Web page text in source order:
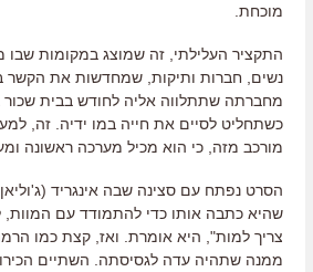
מוכחת
התקציר העלילתי זה שמוצג במקומות שבו
נשים
חברות ותיקות שמחדשות את הקשר
מחברתה שתתלווה אליה לחודש בבית שכור
כשתחליט לסיים את חייה במו ידיה זה
מורכב מזה כי הוא מכיל מערכה ראשונה
הסרט נפתח עם סצינה שבה אינגריד (ג'
שהיא כתבה אותו כדי להתמודד עם המוות
צריך למות", היא אומרת ואז קצת כמו
ממנה שתהיה עדה לגסיסתה
השתיים